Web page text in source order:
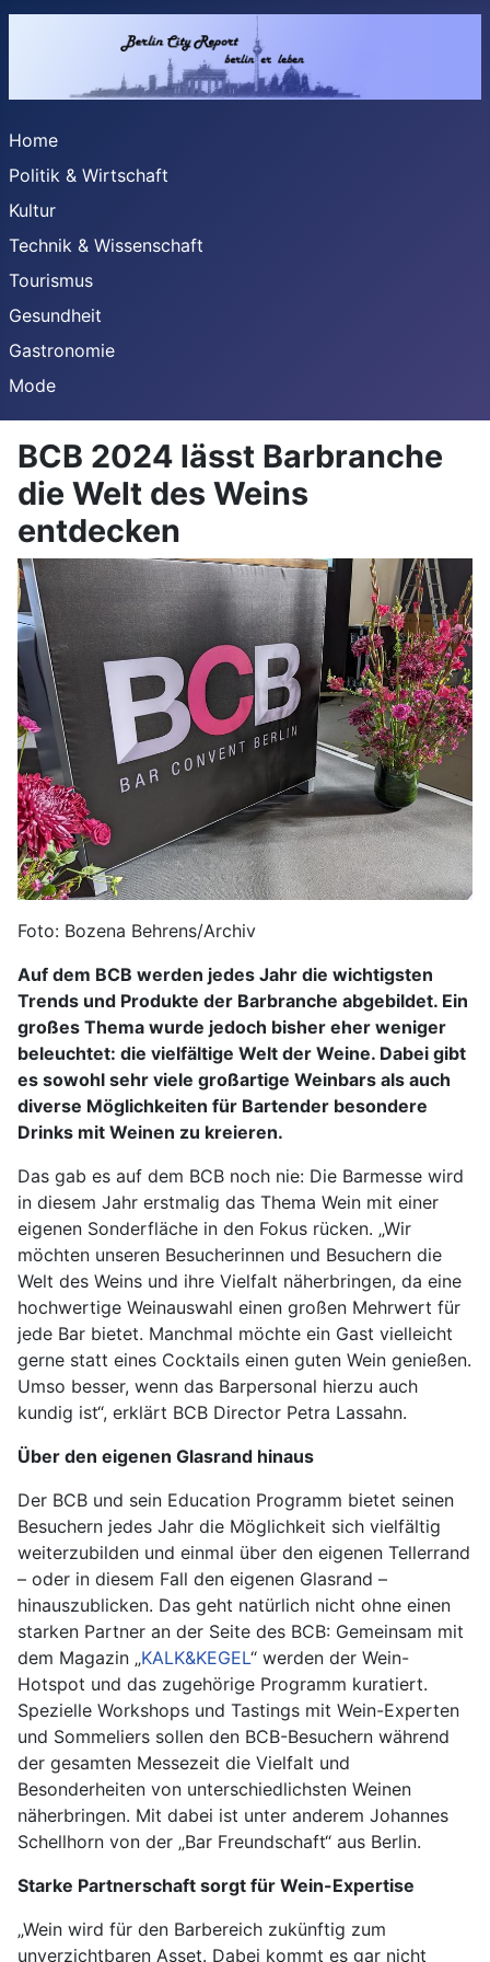
Home
Politik & Wirtschaft
Kultur
Technik & Wissenschaft
Tourismus
Gesundheit
Gastronomie
Mode
BCB 2024 lässt Barbranche
die Welt des Weins
entdecken
Foto: Bozena Behrens/Archiv
Auf dem BCB werden jedes Jahr die wichtigsten
Trends und Produkte der Barbranche abgebildet. Ein
großes Thema wurde jedoch bisher eher weniger
beleuchtet: die vielfältige Welt der Weine. Dabei gibt
es sowohl sehr viele großartige Weinbars als auch
diverse Möglichkeiten für Bartender besondere
Drinks mit Weinen zu kreieren.
Das gab es auf dem BCB noch nie: Die Barmesse wird
in diesem Jahr erstmalig das Thema Wein mit einer
eigenen Sonderfläche in den Fokus rücken. „Wir
möchten unseren Besucherinnen und Besuchern die
Welt des Weins und ihre Vielfalt näherbringen, da eine
hochwertige Weinauswahl einen großen Mehrwert für
jede Bar bietet. Manchmal möchte ein Gast vielleicht
gerne statt eines Cocktails einen guten Wein genießen.
Umso besser, wenn das Barpersonal hierzu auch
kundig ist“, erklärt BCB Director Petra Lassahn.
Über den eigenen Glasrand hinaus
Der BCB und sein Education Programm bietet seinen
Besuchern jedes Jahr die Möglichkeit sich vielfältig
weiterzubilden und einmal über den eigenen Tellerrand
– oder in diesem Fall den eigenen Glasrand –
hinauszublicken. Das geht natürlich nicht ohne einen
starken Partner an der Seite des BCB: Gemeinsam mit
dem Magazin „KALK&KEGEL“ werden der Wein-
Hotspot und das zugehörige Programm kuratiert.
Spezielle Workshops und Tastings mit Wein-Experten
und Sommeliers sollen den BCB-Besuchern während
der gesamten Messezeit die Vielfalt und
Besonderheiten von unterschiedlichsten Weinen
näherbringen. Mit dabei ist unter anderem Johannes
Schellhorn von der „Bar Freundschaft“ aus Berlin.
Starke Partnerschaft sorgt für Wein-Expertise
„Wein wird für den Barbereich zukünftig zum
unverzichtbaren Asset. Dabei kommt es gar nicht